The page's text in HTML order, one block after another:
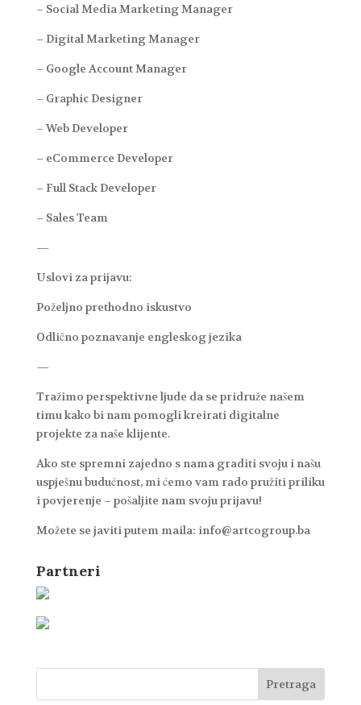
– Social Media Marketing Manager
– Digital Marketing Manager
– Google Account Manager
– Graphic Designer
– Web Developer
– eCommerce Developer
– Full Stack Developer
– Sales Team
—
Uslovi za prijavu:
Poželjno prethodno iskustvo
Odlično poznavanje engleskog jezika
—
Tražimo perspektivne ljude da se pridruže našem
timu kako bi nam pomogli kreirati digitalne
projekte za naše klijente.
Ako ste spremni zajedno s nama graditi svoju i našu
uspješnu budućnost, mi ćemo vam rado pružiti priliku
i povjerenje – pošaljite nam svoju prijavu!
Možete se javiti putem maila: info@artcogroup.ba
Partneri